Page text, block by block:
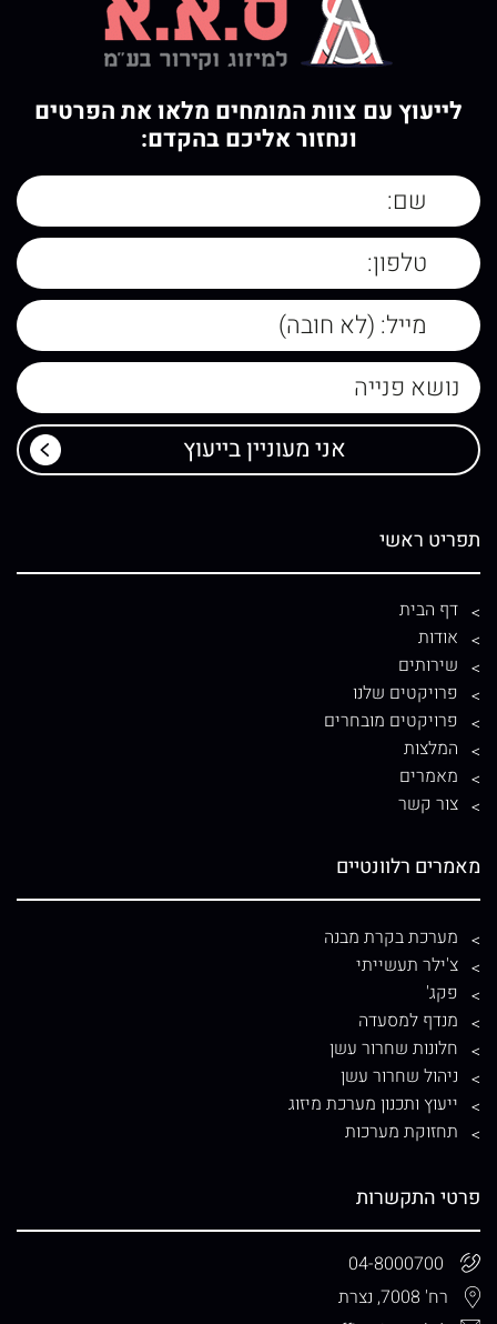
לייעוץ עם צוות המומחים מלאו את הפרטים
ונחזור אליכם בהקדם:
תפריט ראשי
דף הבית
אודות
שירותים
פרויקטים שלנו
פרויקטים מובחרים
המלצות
מאמרים
צור קשר
מאמרים רלוונטיים
מערכת בקרת מבנה
צ'ילר תעשייתי
פקג'
מנדף למסעדה
חלונות שחרור עשן
ניהול שחרור עשן
ייעוץ ותכנון מערכת מיזוג
תחזוקת מערכות
פרטי התקשרות
04-8000700
רח' 7008, נצרת